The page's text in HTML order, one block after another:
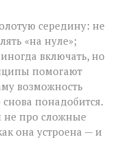
середину: не
«на нуле»;
включать, но
помогают
возможность
снова понадобится.
не про сложные
она устроена — и